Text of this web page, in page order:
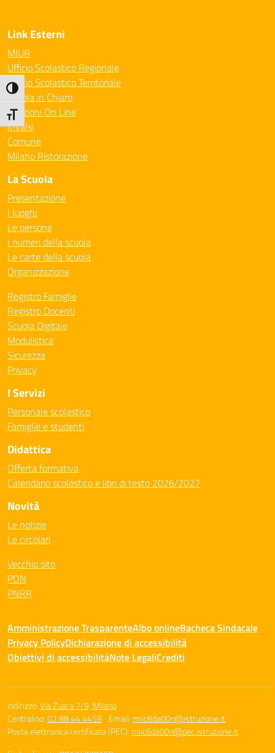
Attiva/disattiva alto contrasto
Attiva/disattiva dimensione testo
Link Esterni
MIUR
Ufficio Scolastico Regionale
Ufficio Scolastico Territoriale
Scuola in Chiaro
Iscrizioni On Line
Invalsi
Comune
Milano Ristorazione
La Scuola
Presentazione
I luoghi
Le persone
I numeri della scuola
Le carte della scuola
Organizzazione
Registro Famiglie
Registro Docenti
Scuola Digitale
Modulistica
Sicurezza
Privacy
I Servizi
Personale scolastico
Famiglie e studenti
Didattica
Offerta formativa
Calendario scolastico e libri di testo 2026/2027
Novità
Le notizie
Le circolari
Vecchio sito
PON
PNRR
Amministrazione TrasparenteAlbo onlineBacheca Sindacale
Privacy PolicyDichiarazione di accessibilità
Obiettivi di accessibilitàNote LegaliCrediti
Indirizzo:Via Zuara 7/9, Milano
Centralino:02 88 44 4459 Email: miic8da00n@istruzione.it
Posta elettronica certificata (PEC): miic8da00n@pec.istruzione.it